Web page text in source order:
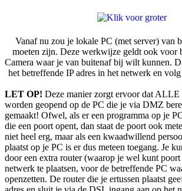
Vanaf nu zou je lokale PC (met server) van
moeten zijn. Deze werkwijze geldt ook voor
Camera waar je van buitenaf bij wilt kunnen.
het betreffende IP adres in het netwerk en
LET OP! Deze manier zorgt ervoor dat
worden geopend op de PC die je via DMZ
gemaakt! Ofwel, als er een programma op je
die een poort opent, dan staat de poort ook
niet heel erg, maar als een kwaadwillend
plaatst op je PC is er dus meteen toegang. Je
door een extra router (waarop je wel kunt
netwerk te plaatsen, voor de betreffende PC
openzetten. De router die je ertussen plaatst